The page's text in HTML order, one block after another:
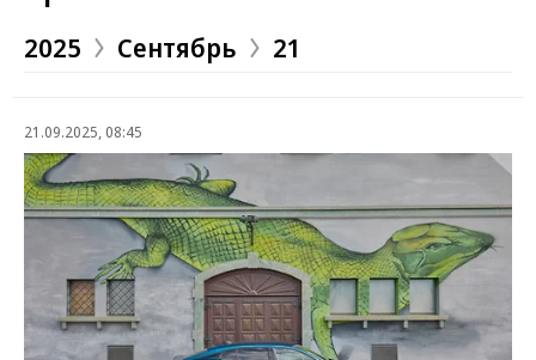
2025 Сентябрь 21
21.09.2025, 08:45